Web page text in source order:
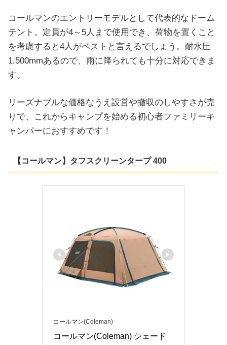
コールマンのエントリーモデルとして代表的なドーム
テント。定員が4～5人まで使用でき、荷物を置くこと
を考慮すると4人がベストと言えるでしょう。耐水圧
1,500mmあるので、雨に降られても十分に対応できま
す。
リーズナブルな価格なうえ設営や撤収のしやすさが売
りで、これからキャンプを始める初心者ファミリーキ
ャンパーにおすすめです！
【コールマン】タフスクリーンタープ 400
コールマン(Coleman)
コールマン(Coleman) シェード